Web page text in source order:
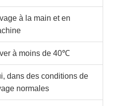
à la main et en
à moins de 40℃
dans des conditions de
normales